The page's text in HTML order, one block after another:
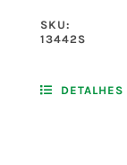
SKU:
13442S
DETALHES